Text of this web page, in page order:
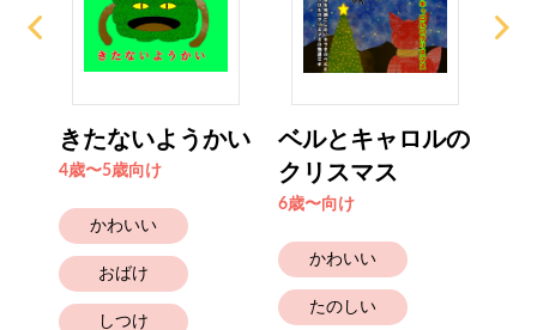
きたないようかい
4歳〜5歳向け
かわいい
おばけ
しつけ
ベルとキャロルの
クリスマス
6歳〜向け
かわいい
たのしい